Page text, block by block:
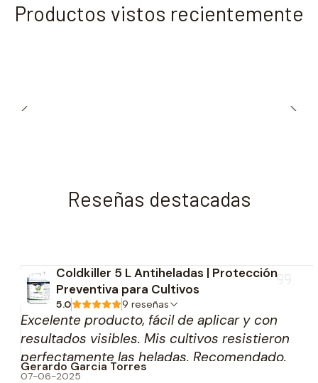
Productos vistos recientemente
Reseñas destacadas
Coldkiller 5 L Antiheladas | Protección
Preventiva para Cultivos
5.0 9 reseñas
Excelente producto, fácil de aplicar y con
resultados visibles. Mis cultivos resistieron
perfectamente las heladas. Recomendado.
Gerardo Garcia Torres
07-06-2025